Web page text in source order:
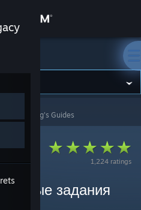
АssАssIn4еg's Guides
1,224 ratings
задания